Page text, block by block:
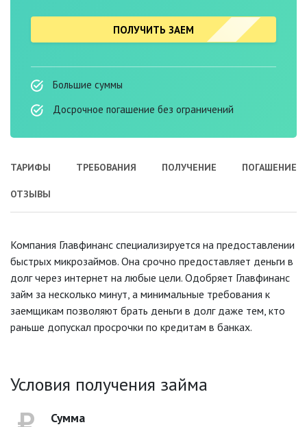
ПОЛУЧИТЬ ЗАЕМ
Большие суммы
Досрочное погашение без ограничений
ТАРИФЫ ТРЕБОВАНИЯ ПОЛУЧЕНИЕ ПОГАШЕНИЕ
ОТЗЫВЫ
Компания Главфинанс специализируется на предоставлении
быстрых микрозаймов. Она срочно предоставляет деньги в
долг через интернет на любые цели. Одобряет Главфинанс
займ за несколько минут, а минимальные требования к
заемщикам позволяют брать деньги в долг даже тем, кто
раньше допускал просрочки по кредитам в банках.
Условия получения займа
Сумма